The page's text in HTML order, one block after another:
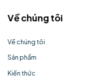
Về chúng tôi
Về chúng tôi
Sản phẩm
Kiến thức